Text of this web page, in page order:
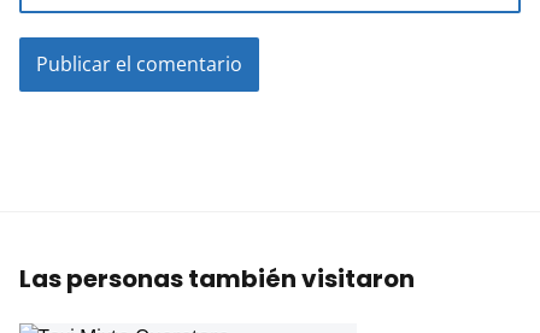
Las personas también visitaron